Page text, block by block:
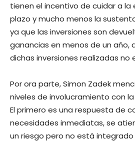
tienen el incentivo de cuidar a la
plazo y mucho menos la
ya que las inversiones son
ganancias en menos de un año,
dichas inversiones realizadas no
Por ora parte, Simon Zadek
niveles de involucramiento con
El primero es una respuesta de
necesidades inmediatas, se
un riesgo pero no está